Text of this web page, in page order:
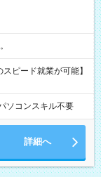
ピード就業が可能】
ソコンスキル不要
詳細へ